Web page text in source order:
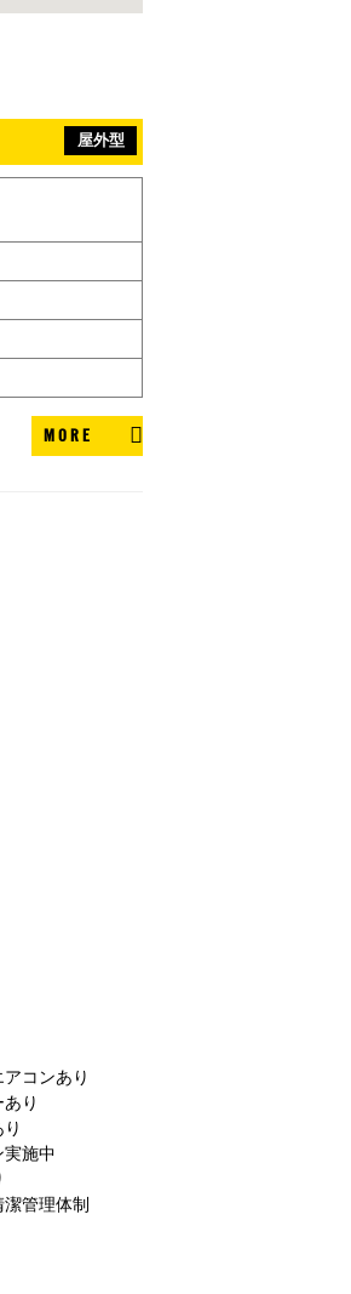
屋外型
MORE
コンあり
り
実施中
管理体制